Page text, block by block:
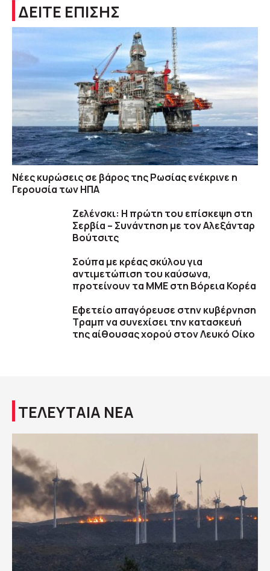
ΔΕΙΤΕ ΕΠΙΣΗΣ
Νέες κυρώσεις σε βάρος της Ρωσίας ενέκρινε η
Γερουσία των ΗΠΑ
Ζελένσκι: Η πρώτη του επίσκεψη στη
Σερβία – Συνάντηση με τον Αλεξάνταρ
Βούτσιτς
Σούπα με κρέας σκύλου για
αντιμετώπιση του καύσωνα,
προτείνουν τα ΜΜΕ στη Βόρεια Κορέα
Εφετείο απαγόρευσε στην κυβέρνηση
Τραμπ να συνεχίσει την κατασκευή
της αίθουσας χορού στον Λευκό Οίκο
ΤΕΛΕΥΤΑΙΑ ΝΕΑ